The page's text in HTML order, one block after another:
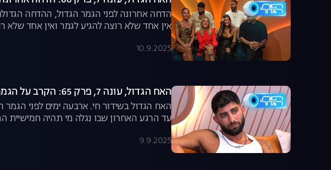
הדחה אחרונה לפני הגמר הגדול, ההדחה
אין אחד שלא רוצה להגיע לגמר ואין אחד
10.9.2025
האח הגדול, עונה 7, פרק 65: הקרב על הגמר
האח הגדול בשידור חי. ארבעה ימים לפני
עד הרגע האחרון שבו נגלה מי תהיה חמישיית
9.9.2025